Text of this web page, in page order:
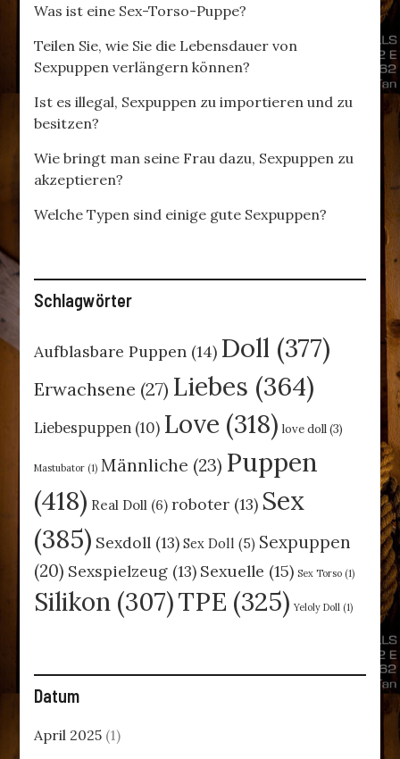
Was ist eine Sex-Torso-Puppe?
Teilen Sie, wie Sie die Lebensdauer von
Sexpuppen verlängern können?
Ist es illegal, Sexpuppen zu importieren und zu
besitzen?
Wie bringt man seine Frau dazu, Sexpuppen zu
akzeptieren?
Welche Typen sind einige gute Sexpuppen?
Schlagwörter
Aufblasbare Puppen (14) Doll (377)
Erwachsene (27) Liebes (364)
Liebespuppen (10) Love (318) love doll(3)
Mastubator (1) Männliche (23) Puppen
(418) Real Doll (6) roboter (13) Sex
(385) Sexdoll (13) Sex Doll (5) Sexpuppen
(20) Sexspielzeug (13) Sexuelle (15) Sex Torso (1)
Silikon (307)TPE (325) Yeloly Doll (1)
Datum
April 2025 (1)